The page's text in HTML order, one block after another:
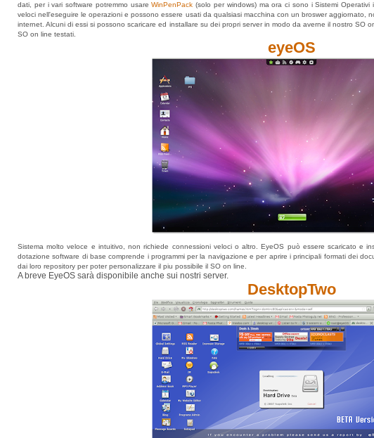
dati, per i vari software potremmo usareWinPenPack (solo per windows) ma ora ci sono i Sistemi
veloci nell'eseguire le operazioni e possono essere usati da qualsiasi macchina con un broswer aggiornato,
internet. Alcuni di essi si possono scaricare ed installare su dei propri server in modo da averne il nostro SO
SO on line testati.
eyeOS
Sistema molto veloce e intuitivo, non richiede connessioni veloci o altro. EyeOS può essere scaricato e
dotazione software di base comprende i programmi per la navigazione e per aprire i principali formati dei
dai loro repository per poter personalizzare il piu possibile il SO on line.
A breve EyeOS sarà disponibile anche sui nostri server.
DesktopTwo